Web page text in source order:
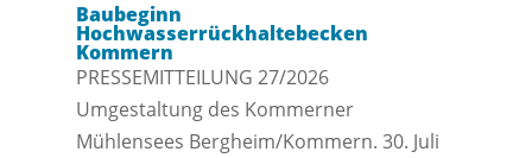
Baubeginn
Hochwasserrückhaltebecken
Kommern
PRESSEMITTEILUNG 27/2026
Umgestaltung des Kommerner
Mühlensees Bergheim/Kommern. 30. Juli